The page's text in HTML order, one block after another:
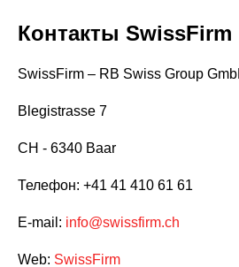
Контакты SwissFirm
SwissFirm – RB Swiss Group
Blegistrasse 7
CH - 6340 Baar
Телефон: +41 41 410 61 61
E-mail: info@swissfirm.ch
Web: SwissFirm